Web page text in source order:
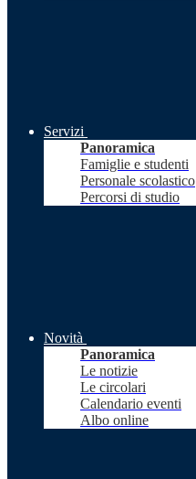
Servizi
Panoramica
Famiglie e studenti
Personale scolastico
Percorsi di studio
Novità
Panoramica
Le notizie
Le circolari
Calendario eventi
Albo online